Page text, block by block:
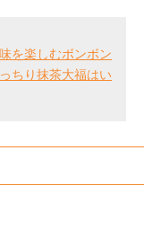
を楽しむボンボン
ちり抹茶大福はい